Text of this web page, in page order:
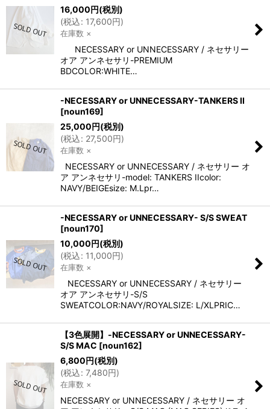
16,000円(税別)
(税込: 17,600円)
在庫数 ×
NECESSARY or UNNECESSARY / ネセサリー
オア アンネセサリ-PREMIUM
BDCOLOR:WHITE…
-NECESSARY or UNNECESSARY-TANKERS II
[noun169]
25,000円(税別)
(税込: 27,500円)
在庫数 ×
NECESSARY or UNNECESSARY / ネセサリー オ
ア アンネセサリ-model: TANKERS IIcolor:
NAVY/BEIGEsize: M.Lpr…
-NECESSARY or UNNECESSARY- S/S SWEAT
[noun170]
10,000円(税別)
(税込: 11,000円)
在庫数 ×
NECESSARY or UNNECESSARY / ネセサリー
オア アンネセサリ-S/S
SWEATCOLOR:NAVY/ROYALSIZE: L/XLPRIC…
【3色展開】-NECESSARY or UNNECESSARY-
S/S MAC [noun162]
6,800円(税別)
(税込: 7,480円)
在庫数 ×
NECESSARY or UNNECESSARY / ネセサリー オ